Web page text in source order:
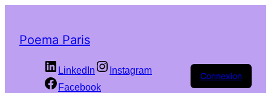
Poema Paris
LinkedIn
Instagram
Facebook
Connexion